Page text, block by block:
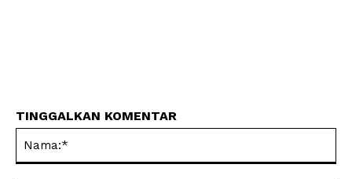
TINGGALKAN KOMENTAR